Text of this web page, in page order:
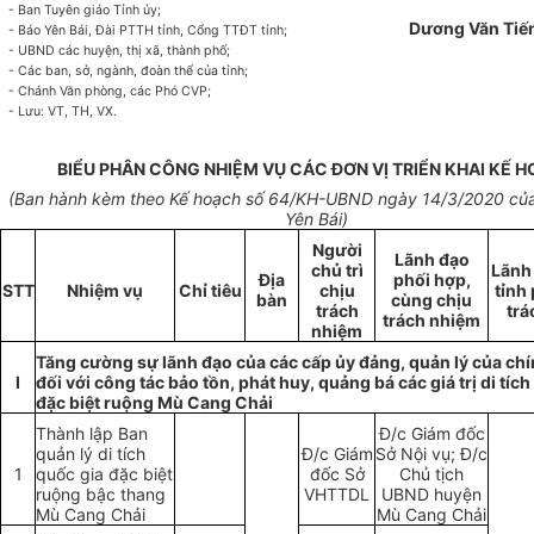
- Ban Tuyên giáo Tỉnh ủy;
- Báo Yên Bái, Đài PTTH tỉnh, Cổng TTĐT tỉnh;
- UBND các huyện, thị xã, thành phố;
- Các ban, sở, ngành, đoàn thể của tỉnh;
- Chánh Văn phòng, các Phó CVP;
- Lưu: VT, TH, VX.
Dương Văn
BIỂU PHÂN CÔNG NHIỆM VỤ CÁC ĐƠN VỊ TRIỂN KHAI KẾ
(Ban hành kèm theo Kế hoạch số 64/KH-UBND ngày 14/3/2020
Yên Bái)
STT Nhiệm vụ Chỉ tiêu
Địa
bàn
Người
chủ trì
chịu
trách
nhiệm
Lãnh đạo
phối hợp,
cùng chịu
trách nhiệm
tỉnh
I
Tăng cường sự lãnh đạo của các cấp ủy đảng, quản lý của
đối với công tác bảo tồn, phát huy, quảng bá các giá trị di
đặc biệt ruộng Mù Cang Chải
1
Thành lập Ban
quản lý di tích
quốc gia đặc biệt
ruộng bậc thang
Mù Cang Chải
Đ/c Giám
đốc Sở
VHTTDL
Đ/c Giám đốc
Sở Nội vụ; Đ/c
Chủ tịch
UBND huyện
Mù Cang Chải